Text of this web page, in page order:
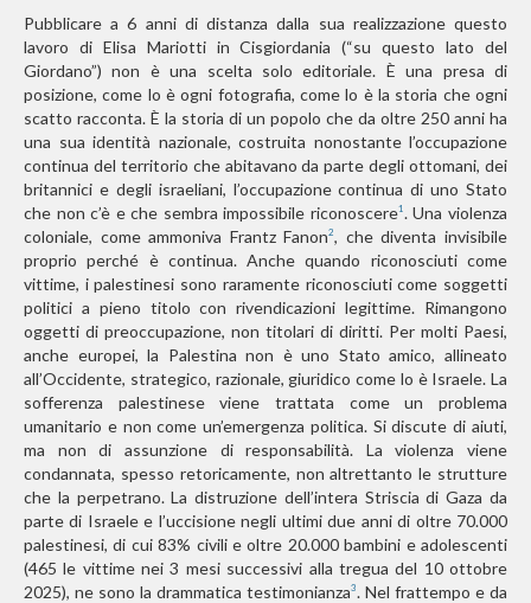
Pubblicare a 6 anni di distanza dalla sua realizzazione questo
lavoro di Elisa Mariotti in Cisgiordania (“su questo lato del
Giordano”) non è una scelta solo editoriale. È una presa di
posizione, come lo è ogni fotografia, come lo è la storia che ogni
scatto racconta. È la storia di un popolo che da oltre 250 anni ha
una sua identità nazionale, costruita nonostante l’occupazione
continua del territorio che abitavano da parte degli ottomani, dei
britannici e degli israeliani, l’occupazione continua di uno Stato
che non c’è e che sembra impossibile riconoscere1. Una violenza
coloniale, come ammoniva Frantz Fanon2, che diventa invisibile
proprio perché è continua. Anche quando riconosciuti come
vittime, i palestinesi sono raramente riconosciuti come soggetti
politici a pieno titolo con rivendicazioni legittime. Rimangono
oggetti di preoccupazione, non titolari di diritti. Per molti Paesi,
anche europei, la Palestina non è uno Stato amico, allineato
all’Occidente, strategico, razionale, giuridico come lo è Israele. La
sofferenza palestinese viene trattata come un problema
umanitario e non come un’emergenza politica. Si discute di aiuti,
ma non di assunzione di responsabilità. La violenza viene
condannata, spesso retoricamente, non altrettanto le strutture
che la perpetrano. La distruzione dell’intera Striscia di Gaza da
parte di Israele e l’uccisione negli ultimi due anni di oltre 70.000
palestinesi, di cui 83% civili e oltre 20.000 bambini e adolescenti
(465 le vittime nei 3 mesi successivi alla tregua del 10 ottobre
2025), ne sono la drammatica testimonianza3. Nel frattempo e da